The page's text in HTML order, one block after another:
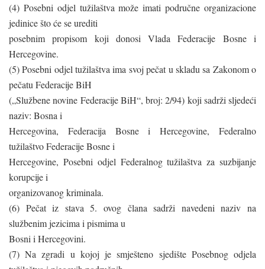
(4) Posebni odjel tužilaštva može imati područne organizacione
jedinice što će se urediti
posebnim propisom koji donosi Vlada Federacije Bosne i
Hercegovine.
(5) Posebni odjel tužilaštva ima svoj pečat u skladu sa Zakonom o
pečatu Federacije BiH
(„Službene novine Federacije BiH“, broj: 2/94) koji sadrži sljedeći
naziv: Bosna i
Hercegovina, Federacija Bosne i Hercegovine, Federalno
tužilaštvo Federacije Bosne i
Hercegovine, Posebni odjel Federalnog tužilaštva za suzbijanje
korupcije i
organizovanog kriminala.
(6) Pečat iz stava 5. ovog člana sadrži navedeni naziv na
službenim jezicima i pismima u
Bosni i Hercegovini.
(7) Na zgradi u kojoj je smješteno sjedište Posebnog odjela